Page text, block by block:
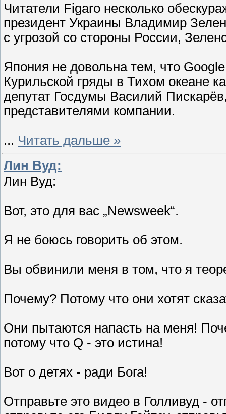
Читатели Figaro несколько
президент Украины Владимир
с угрозой со стороны России,
Япония не довольна тем, что
Курильской гряды в Тихом океане
депутат Госдумы Василий
представителями компании.
... Читать дальше »
Лин Вуд:
Лин Вуд:
Вот, это для вас „Newsweek“.
Я не боюсь говорить об этом.
Вы обвинили меня в том, что я
Почему? Потому что они хотят
Они пытаются напасть на меня!
потому что Q - это истина!
Вот о детях - ради Бога!
Отправьте это видео в Голливуд -